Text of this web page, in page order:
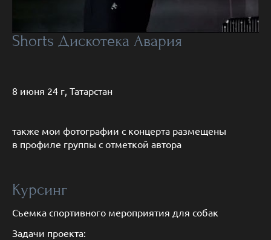
Shorts Дискотека Авария
8 июня 24 г, Татарстан
также мои фотографии с концерта размещены
в профиле группы с отметкой автора
Курсинг
Съемка спортивного мероприятия для собак
Задачи проекта: